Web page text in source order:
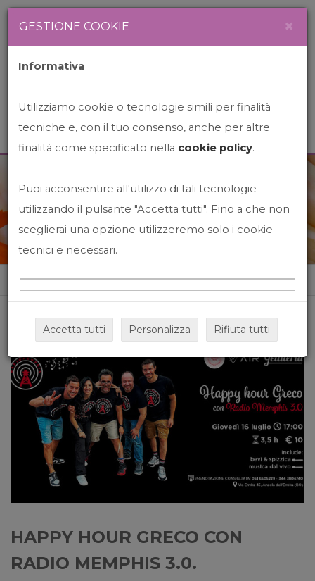
News&Events
Home News&events
HAPPY HOUR GRECO CON
RADIO MEMPHIS 3.0.
GESTIONE COOKIE ×
Informativa
Utilizziamo cookie o tecnologie simili per finalità
tecniche e, con il tuo consenso, anche per altre
finalità come specificato nella cookie policy.
Puoi acconsentire all'utilizzo di tali tecnologie
utilizzando il pulsante "Accetta tutti". Fino a che non
sceglierai una opzione utilizzeremo solo i cookie
tecnici e necessari.
Accetta tutti Personalizza Rifiuta tutti